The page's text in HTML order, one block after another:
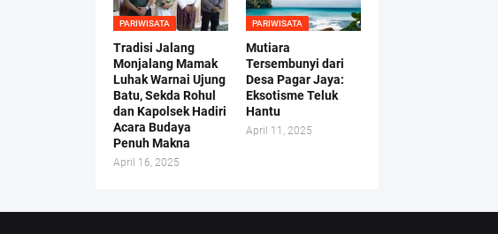
PARIWISATA
Tradisi Jalang
Monjalang Mamak
Luhak Warnai Ujung
Batu, Sekda Rohul
dan Kapolsek Hadiri
Acara Budaya
Penuh Makna
April 16, 2025
PARIWISATA
Mutiara
Tersembunyi dari
Desa Pagar Jaya:
Eksotisme Teluk
Hantu
April 11, 2025